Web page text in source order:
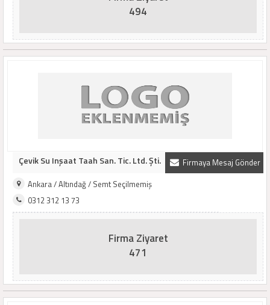
494
Firmaya Mesaj Gönder
Çevik Su Inşaat Taah San. Tic. Ltd. Şti.
Ankara / Altındağ / Semt Seçilmemiş
0312 312 13 73
Firma Ziyaret
471